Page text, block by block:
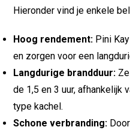
Hieronder vind je enkele
Hoog rendement: Pini
en zorgen voor een
Langdurige brandduur:
de 1,5 en 3 uur, afhankelijk
type kachel.
Schone verbranding: